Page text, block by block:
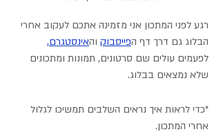
רגע לפני המתכון אני מזמינה אתכם לעקוב אחרי
הבלוג גם דרך דף הפייסבוק והאינסטגרם,
לפעמים עולים שם סרטונים, תמונות ומתכונים
שלא נמצאים בבלוג.
*כדי לראות איך נראים השלבים תמשיכו לגלול
אחרי המתכון.